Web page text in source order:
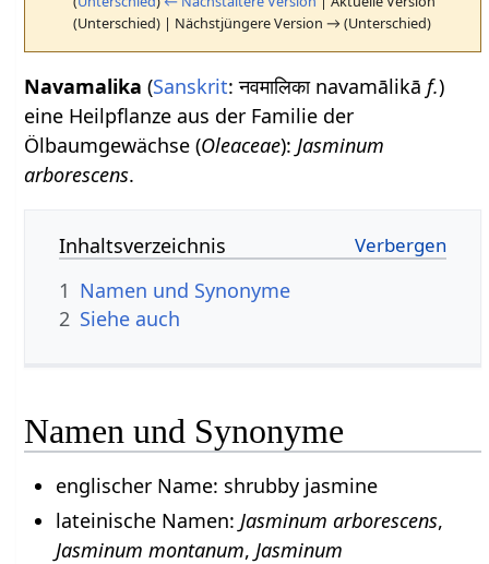
(Unterschied) | Nächstjüngere Version → (Unterschied)
Navamalika (Sanskrit: नवमालिका navamālikāf.)
eine Heilpflanze aus der Familie der
Ölbaumgewächse (Oleaceae):Jasminum
arborescens.
Inhaltsverzeichnis
1 Namen und Synonyme
2 Siehe auch
Namen und Synonyme
englischer Name: shrubby jasmine
lateinische Namen: Jasminum arborescens,
Jasminum montanum, Jasminum